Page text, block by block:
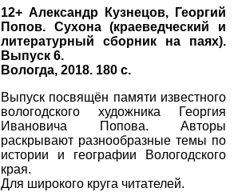
12+ Александр Кузнецов, Георгий
Попов. Сухона (краеведческий и
литературный сборник на паях).
Выпуск 6.
Вологда, 2018. 180 с.
Выпуск посвящён памяти известного
вологодского художника Георгия
Ивановича Попова. Авторы
раскрывают разнообразные темы по
истории и географии Вологодского
края.
Для широкого круга читателей.